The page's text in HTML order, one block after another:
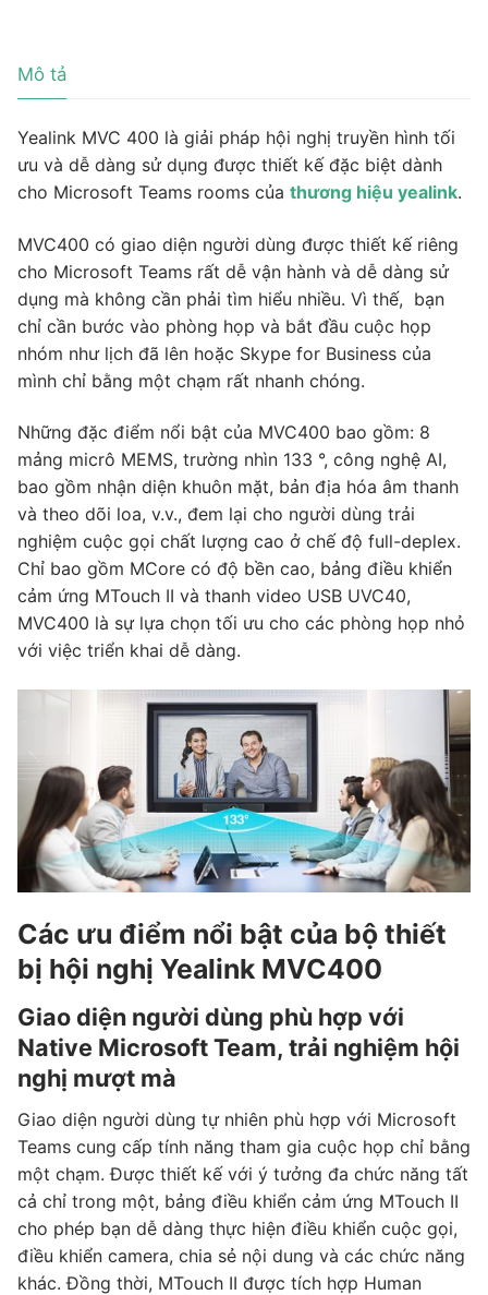
Mô tả
Yealink MVC 400 là giải pháp hội nghị truyền hình tối
ưu và dễ dàng sử dụng được thiết kế đặc biệt dành
cho Microsoft Teams rooms của thương hiệu yealink.
MVC400 có giao diện người dùng được thiết kế riêng
cho Microsoft Teams rất dễ vận hành và dễ dàng sử
dụng mà không cần phải tìm hiểu nhiều. Vì thế, bạn
chỉ cần bước vào phòng họp và bắt đầu cuộc họp
nhóm như lịch đã lên hoặc Skype for Business của
mình chỉ bằng một chạm rất nhanh chóng.
Những đặc điểm nổi bật của MVC400 bao gồm: 8
mảng micrô MEMS, trường nhìn 133 °, công nghệ AI,
bao gồm nhận diện khuôn mặt, bản địa hóa âm thanh
và theo dõi loa, v.v., đem lại cho người dùng trải
nghiệm cuộc gọi chất lượng cao ở chế độ full-deplex.
Chỉ bao gồm MCore có độ bền cao, bảng điều khiển
cảm ứng MTouch II và thanh video USB UVC40,
MVC400 là sự lựa chọn tối ưu cho các phòng họp nhỏ
với việc triển khai dễ dàng.
Các ưu điểm nổi bật của bộ thiết
bị hội nghị Yealink MVC400
Giao diện người dùng phù hợp với
Native Microsoft Team, trải nghiệm hội
nghị mượt mà
Giao diện người dùng tự nhiên phù hợp với Microsoft
Teams cung cấp tính năng tham gia cuộc họp chỉ bằng
một chạm. Được thiết kế với ý tưởng đa chức năng tất
cả chỉ trong một, bảng điều khiển cảm ứng MTouch II
cho phép bạn dễ dàng thực hiện điều khiển cuộc gọi,
điều khiển camera, chia sẻ nội dung và các chức năng
khác. Đồng thời, MTouch II được tích hợp Human